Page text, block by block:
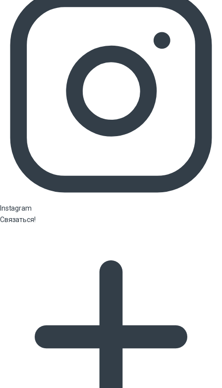
Instagram
Связаться!